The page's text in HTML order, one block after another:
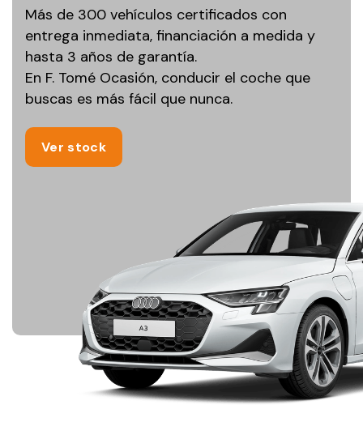
Más de 300 vehículos certificados con
entrega inmediata, financiación a medida y
hasta 3 años de garantía.
En F. Tomé Ocasión, conducir el coche que
buscas es más fácil que nunca.
Ver stock